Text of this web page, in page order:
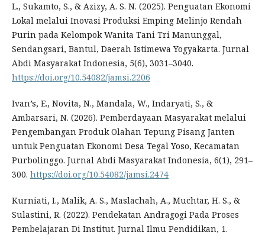
L., Sukamto, S., & Azizy, A. S. N. (2025). Penguatan Ekonomi
Lokal melalui Inovasi Produksi Emping Melinjo Rendah
Purin pada Kelompok Wanita Tani Tri Manunggal,
Sendangsari, Bantul, Daerah Istimewa Yogyakarta. Jurnal
Abdi Masyarakat Indonesia, 5(6), 3031–3040.
https://doi.org/10.54082/jamsi.2206
Ivan’s, E., Novita, N., Mandala, W., Indaryati, S., &
Ambarsari, N. (2026). Pemberdayaan Masyarakat melalui
Pengembangan Produk Olahan Tepung Pisang Janten
untuk Penguatan Ekonomi Desa Tegal Yoso, Kecamatan
Purbolinggo. Jurnal Abdi Masyarakat Indonesia, 6(1), 291–
300. https://doi.org/10.54082/jamsi.2474
Kurniati, I., Malik, A. S., Maslachah, A., Muchtar, H. S., &
Sulastini, R. (2022). Pendekatan Andragogi Pada Proses
Pembelajaran Di Institut. Jurnal Ilmu Pendidikan, 1.